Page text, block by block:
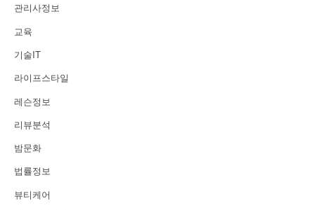
관리사정보
교육
기술IT
라이프스타일
레슨정보
리뷰분석
밤문화
법률정보
뷰티케어